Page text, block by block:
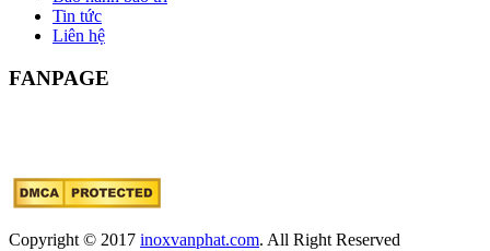
Tin tức
Liên hệ
FANPAGE
Copyright © 2017 inoxvanphat.com. All Right Reserved